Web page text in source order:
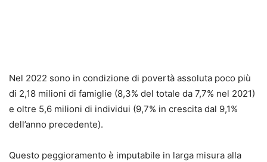
Nel 2022 sono in condizione di povertà assoluta poco più
di 2,18 milioni di famiglie (8,3% del totale da 7,7% nel 2021)
e oltre 5,6 milioni di individui (9,7% in crescita dal 9,1%
dell’anno precedente).
Questo peggioramento è imputabile in larga misura alla